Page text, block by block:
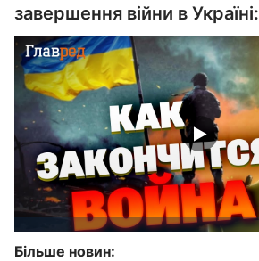
завершення війни в Україні:
Більше новин: